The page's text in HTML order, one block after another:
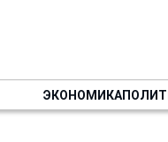
ЭКОНОМИКА